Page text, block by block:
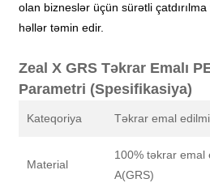
olan bizneslər üçün sürətli
həllər təmin edir.
Zeal X GRS Təkrar Emalı
Parametri (Spesifikasiya)
Kateqoriya Təkrar emal
Material
100% təkrar emal
A(GRS)